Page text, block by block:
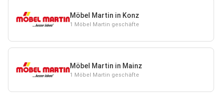
Möbel Martin in Konz
1 Möbel Martin geschäfte
Möbel Martin in Mainz
1 Möbel Martin geschäfte